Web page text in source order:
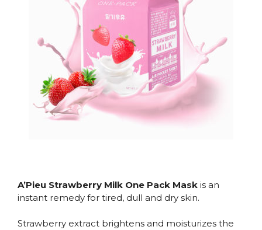
A’Pieu Strawberry Milk One Pack Mask is an
instant remedy for tired, dull and dry skin.
Strawberry extract brightens and moisturizes the